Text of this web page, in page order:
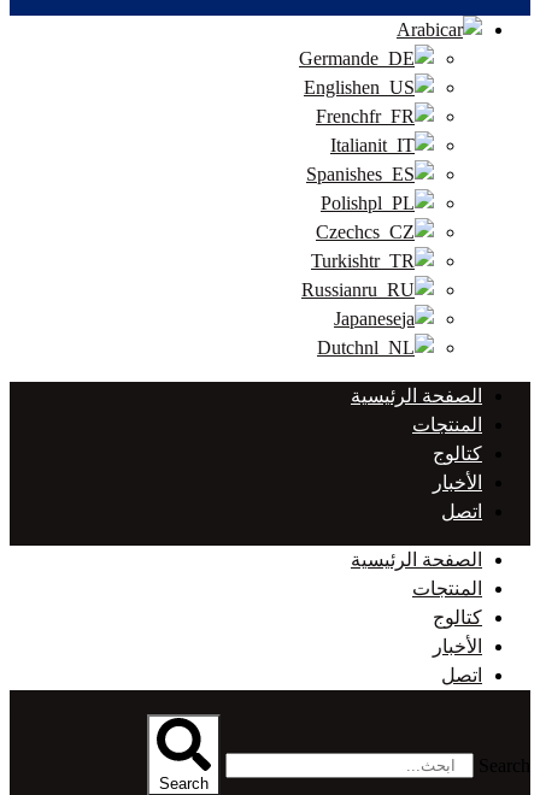
Arabic
German
English
French
Italian
Spanish
Polish
Czech
Turkish
Russian
Japanese
Dutch
الصفحة الرئيسية
المنتجات
كتالوج
الأخبار
اتصل
الصفحة الرئيسية
المنتجات
كتالوج
الأخبار
اتصل
Search